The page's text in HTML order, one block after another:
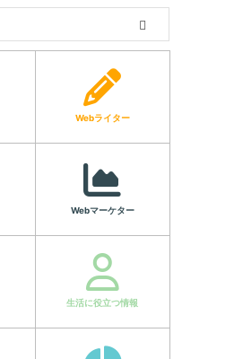
Webライター
Webマーケター
生活に役立つ情報